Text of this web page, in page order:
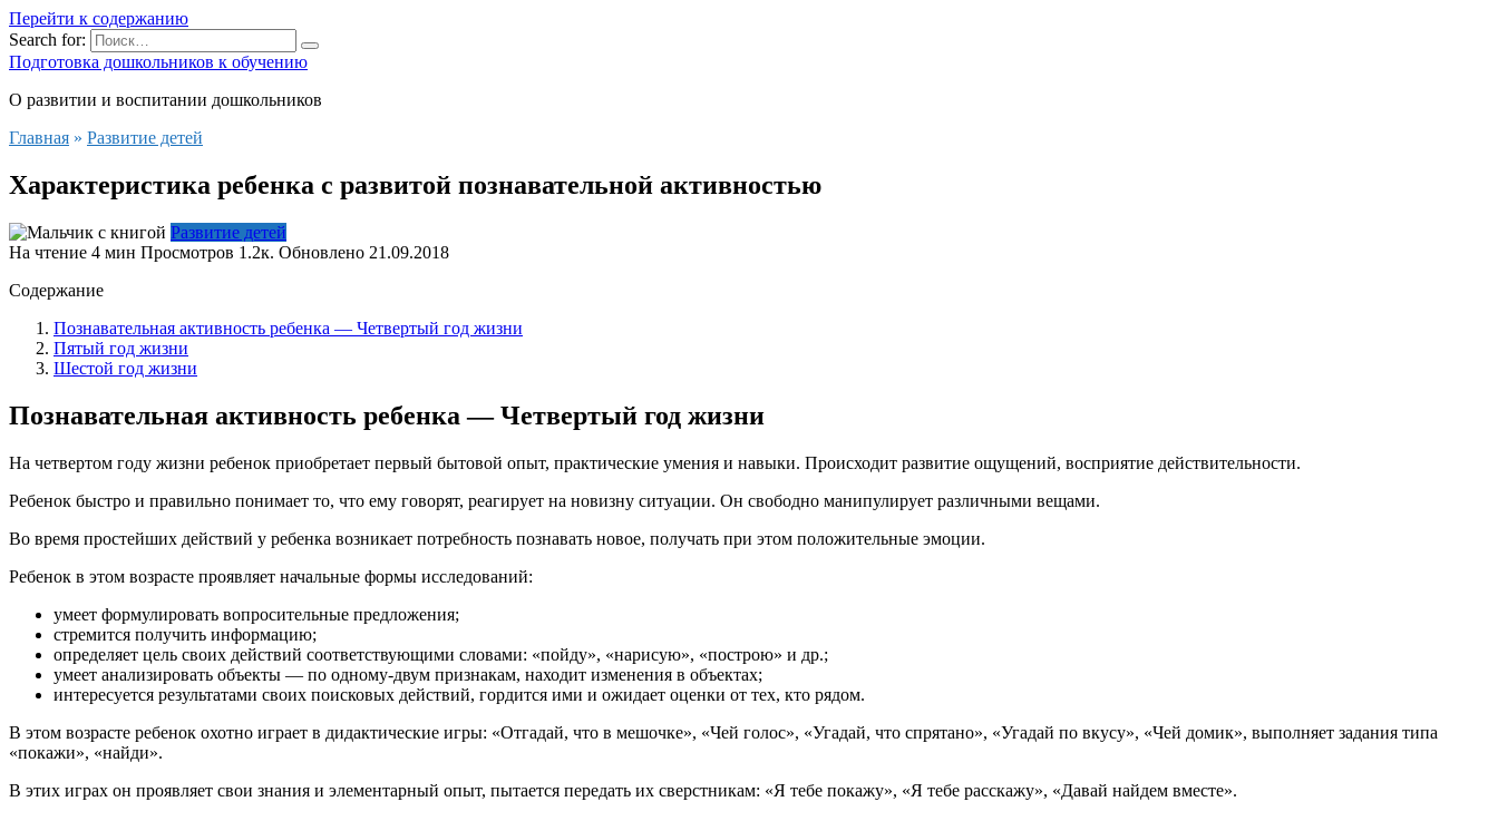
Перейти к содержанию
Search for:
Подготовка дошкольников к обучению
О развитии и воспитании дошкольников
Главная » Развитие детей
Характеристика ребенка с развитой познавательной активностью
Развитие детей
На чтение 4 мин Просмотров 1.2к. Обновлено 21.09.2018
Содержание
Познавательная активность ребенка — Четвертый год жизни
Пятый год жизни
Шестой год жизни
Познавательная активность ребенка — Четвертый год жизни
На четвертом году жизни ребенок приобретает первый бытовой опыт, практические умения и навыки. Происходит развитие ощущений, восприятие действительности.
Ребенок быстро и правильно понимает то, что ему говорят, реагирует на новизну ситуации. Он свободно манипулирует различными вещами.
Во время простейших действий у ребенка возникает потребность познавать новое, получать при этом положительные эмоции.
Ребенок в этом возрасте проявляет начальные формы исследований:
умеет формулировать вопросительные предложения;
стремится получить информацию;
определяет цель своих действий соответствующими словами: «пойду», «нарисую», «построю» и др.;
умеет анализировать объекты — по одному-двум признакам, находит изменения в объектах;
интересуется результатами своих поисковых действий, гордится ими и ожидает оценки от тех, кто рядом.
В этом возрасте ребенок охотно играет в дидактические игры: «Отгадай, что в мешочке», «Чей голос», «Угадай, что спрятано», «Угадай по вкусу», «Чей домик», выполняет задания типа
«покажи», «найди».
В этих играх он проявляет свои знания и элементарный опыт, пытается передать их сверстникам: «Я тебе покажу», «Я тебе расскажу», «Давай найдем вместе».